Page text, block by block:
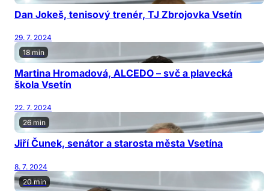
Dan Jokeš, tenisový trenér, TJ Zbrojovka Vsetín
29. 7. 2024
18 min
Martina Hromadová, ALCEDO – svč a plavecká
škola Vsetín
22. 7. 2024
26 min
Jiří Čunek, senátor a starosta města Vsetína
8. 7. 2024
20 min